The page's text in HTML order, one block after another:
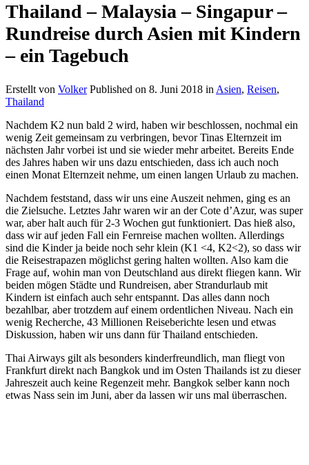
Thailand – Malaysia – Singapur –
Rundreise durch Asien mit Kindern
– ein Tagebuch
Erstellt von Volker Published on 8. Juni 2018 in Asien, Reisen,
Thailand
Nachdem K2 nun bald 2 wird, haben wir beschlossen, nochmal ein
wenig Zeit gemeinsam zu verbringen, bevor Tinas Elternzeit im
nächsten Jahr vorbei ist und sie wieder mehr arbeitet. Bereits Ende
des Jahres haben wir uns dazu entschieden, dass ich auch noch
einen Monat Elternzeit nehme, um einen langen Urlaub zu machen.
Nachdem feststand, dass wir uns eine Auszeit nehmen, ging es an
die Zielsuche. Letztes Jahr waren wir an der Cote d’Azur, was super
war, aber halt auch für 2-3 Wochen gut funktioniert. Das hieß also,
dass wir auf jeden Fall ein Fernreise machen wollten. Allerdings
sind die Kinder ja beide noch sehr klein (K1 <4, K2<2), so dass wir
die Reisestrapazen möglichst gering halten wollten. Also kam die
Frage auf, wohin man von Deutschland aus direkt fliegen kann. Wir
beiden mögen Städte und Rundreisen, aber Strandurlaub mit
Kindern ist einfach auch sehr entspannt. Das alles dann noch
bezahlbar, aber trotzdem auf einem ordentlichen Niveau. Nach ein
wenig Recherche, 43 Millionen Reiseberichte lesen und etwas
Diskussion, haben wir uns dann für Thailand entschieden.
Thai Airways gilt als besonders kinderfreundlich, man fliegt von
Frankfurt direkt nach Bangkok und im Osten Thailands ist zu dieser
Jahreszeit auch keine Regenzeit mehr. Bangkok selber kann noch
etwas Nass sein im Juni, aber da lassen wir uns mal überraschen.